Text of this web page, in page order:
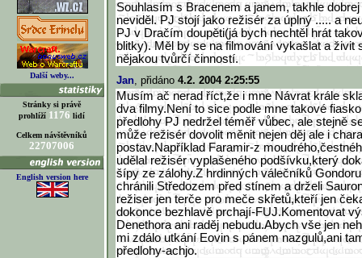
Další weby...
Stránky si právě
prohlíží 1176 lidí
Celkem návštěvníků
22707006
English version here
Souhlasím s Bracenem a janem, takhle
neviděl. PJ stojí jako režisér za úplný ..... a
PJ v Dračím doupěti(já bych nechtěl hrát
blitky). Měl by se na filmování vykašlat a živit
nějakou tvůrčí činností.
Jan, přidáno 4.2. 2004 2:25:55
Musím ač nerad říct,že i mne Návrat krále
dva filmy.Není to sice podle mne takové
předlohy PJ nedržel téměř vůbec, ale stejně
může režisér dovolit měnit nejen děj ale i
postav.Například Faramir-z
udělal režisér vyplašeného podšívku,který
šípy ze zálohy.Z hrdinných válečníků
chránili Středozem před stínem a drželi
režiser jen terče pro meče skřetů,kteří jen
dokonce bezhlavě prchají-FUJ.Komentovat
Denethora ani raděj nebudu.Abych vše jen
mi zdálo utkání Eovin s pánem nazgulů,ani
předlohy-achjo.